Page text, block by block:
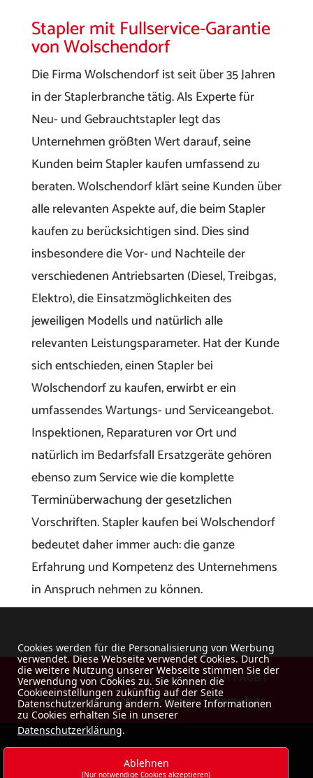
Stapler mit Fullservice-Garantie
von Wolschendorf
Die Firma Wolschendorf ist seit über 35 Jahren
in der Staplerbranche tätig. Als Experte für
Neu- und Gebrauchtstapler legt das
Unternehmen größten Wert darauf, seine
Kunden beim Stapler kaufen umfassend zu
beraten. Wolschendorf klärt seine Kunden über
alle relevanten Aspekte auf, die beim Stapler
kaufen zu berücksichtigen sind. Dies sind
insbesondere die Vor- und Nachteile der
verschiedenen Antriebsarten (Diesel, Treibgas,
Elektro), die Einsatzmöglichkeiten des
jeweiligen Modells und natürlich alle
relevanten Leistungsparameter. Hat der Kunde
sich entschieden, einen Stapler bei
Wolschendorf zu kaufen, erwirbt er ein
umfassendes Wartungs- und Serviceangebot.
Inspektionen, Reparaturen vor Ort und
natürlich im Bedarfsfall Ersatzgeräte gehören
ebenso zum Service wie die komplette
Terminüberwachung der gesetzlichen
Vorschriften. Stapler kaufen bei Wolschendorf
bedeutet daher immer auch: die ganze
Erfahrung und Kompetenz des Unternehmens
in Anspruch nehmen zu können.
H-P. Wolschendorf Gabelstapler GmbH |AGB |
Mietbedingungen|Impressum|Datenschutz
Cookies werden für die Personalisierung von Werbung
verwendet. Diese Webseite verwendet Cookies. Durch
die weitere Nutzung unserer Webseite stimmen Sie der
Verwendung von Cookies zu. Sie können die
Cookieeinstellungen zukünftig auf der Seite
Datenschutzerklärung ändern. Weitere Informationen
zu Cookies erhalten Sie in unserer
Datenschutzerklärung.
Ablehnen
(Nur notwendige Cookies akzeptieren)